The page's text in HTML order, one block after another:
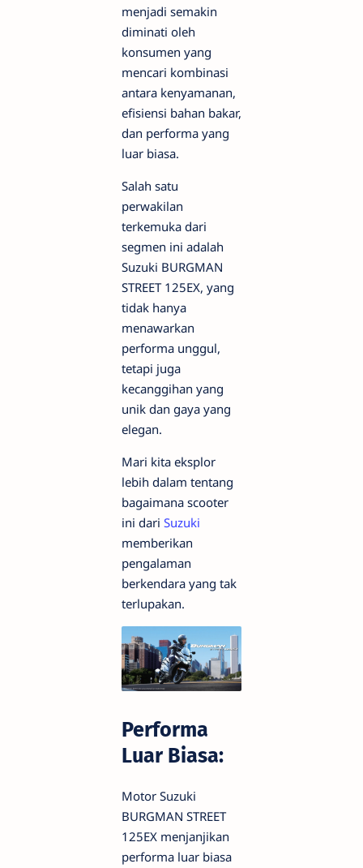
menjadi semakin
diminati oleh
konsumen yang
mencari kombinasi
antara kenyamanan,
efisiensi bahan bakar,
dan performa yang
luar biasa.
Salah satu
perwakilan
terkemuka dari
segmen ini adalah
Suzuki BURGMAN
STREET 125EX, yang
tidak hanya
menawarkan
performa unggul,
tetapi juga
kecanggihan yang
unik dan gaya yang
elegan.
Mari kita eksplor
lebih dalam tentang
bagaimana scooter
ini dari Suzuki
memberikan
pengalaman
berkendara yang tak
terlupakan.
Performa
Luar Biasa:
Motor Suzuki
BURGMAN STREET
125EX menjanjikan
performa luar biasa